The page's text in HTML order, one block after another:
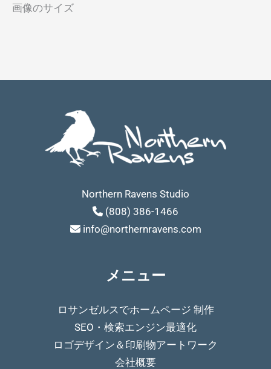
画像のサイズ
Northern Ravens Studio
(808) 386-1466
info@northernravens.com
メニュー
ロサンゼルスでホームページ 制作
SEO・検索エンジン最適化
ロゴデザイン＆印刷物アートワーク
会社概要